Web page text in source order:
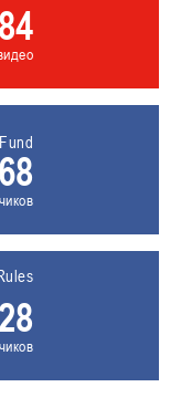
84
28